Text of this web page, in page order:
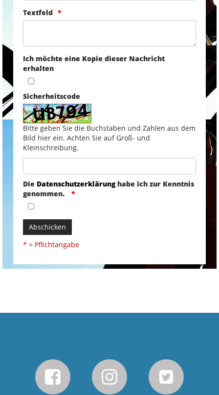
Textfeld
Ich möchte eine Kopie dieser Nachricht
erhalten
Sicherheitscode
Bitte geben Sie die Buchstaben und Zahlen aus dem
Bild hier ein. Achten Sie auf Groß- und
Kleinschreibung.
Die Datenschutzerklärunghabe ich zur Kenntnis
genommen.
Abschicken
* = Pflichtangabe